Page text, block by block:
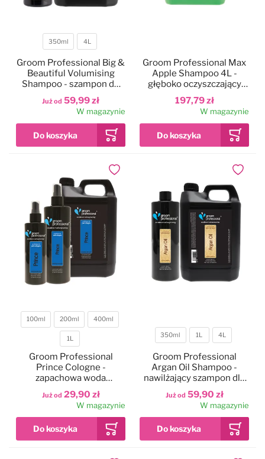
Pojemność
350ml 4L
Już od 59,99 zł
Groom Professional Big &
Beautiful Volumising
Shampoo - szampon do
grubej, wełnistej i
podwójnej szaty,
koncentrat 1:12W magazynie
197,79 zł
Groom Professional Max
Apple Shampoo 4L -
głęboko oczyszczający
szampon dla psa i kota,
koncentrat 1:50
W magazynie
100ml 200ml 400ml
1L
Już od 29,90 zł
Groom Professional
Prince Cologne -
zapachowa woda
toaletowa dla psa
W magazynie
Dodaj do ulubionych
Pojemność
350ml 1L 4L
Już od 59,90 zł
Groom Professional
Argan Oil Shampoo -
nawilżający szampon dla
psa z olejkiem
arganowym, do suchej
sierści, koncentrat 1:10
W magazynie
Dodaj